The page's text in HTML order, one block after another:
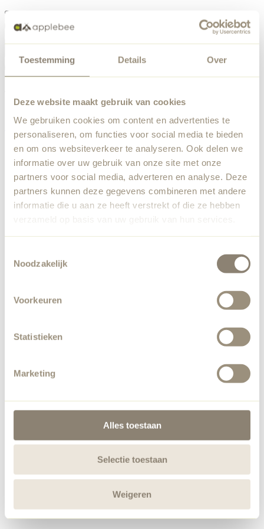
Toestemming Details Over
Deze website maakt gebruik van cookies
We gebruiken cookies om content en advertenties te
personaliseren, om functies voor social media te bieden
en om ons websiteverkeer te analyseren. Ook delen we
informatie over uw gebruik van onze site met onze
partners voor social media, adverteren en analyse. Deze
partners kunnen deze gegevens combineren met andere
informatie die u aan ze heeft verstrekt of die ze hebben
verzameld op basis van uw gebruik van hun services.
Noodzakelijk
Voorkeuren
Statistieken
Marketing
Alles toestaan
Selectie toestaan
Weigeren
Something went wrong
been notified.
Back to home